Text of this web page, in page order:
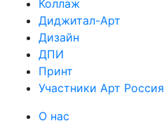
Коллаж
Диджитал-Арт
Дизайн
ДПИ
Принт
Участники Арт Россия
О нас